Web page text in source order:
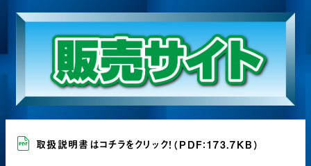
取扱説明書はコチラをクリック！ （PDF：173.7KB）